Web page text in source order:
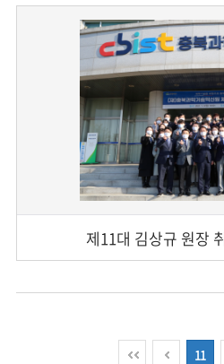
제11대 김상규 원장
11